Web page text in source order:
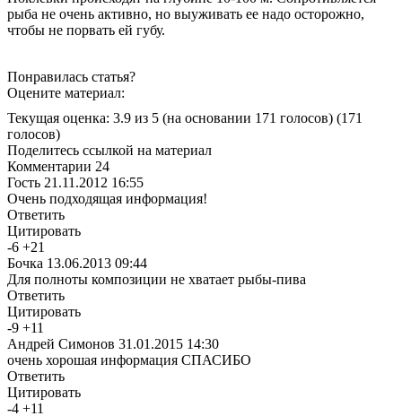
рыба не очень активно, но выуживать ее надо осторожно,
чтобы не порвать ей губу.
Понравилась статья?
Оцените материал:
Текущая оценка: 3.9 из 5 (на основании 171 голосов) (171
голосов)
Поделитесь ссылкой на материал
Комментарии 24
Гость 21.11.2012 16:55
Очень подходящая информация!
Ответить
Цитировать
-6 +21
Бочка 13.06.2013 09:44
Для полноты композиции не хватает рыбы-пива
Ответить
Цитировать
-9 +11
Андрей Симонов 31.01.2015 14:30
очень хорошая информация СПАСИБО
Ответить
Цитировать
-4 +11